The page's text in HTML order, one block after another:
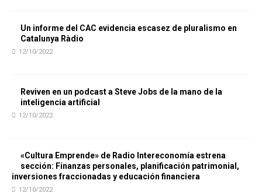
Un informe del CAC evidencia escasez de pluralismo en
Catalunya Ràdio
12/10/2022
Reviven en un podcast a Steve Jobs de la mano de la
inteligencia artificial
12/10/2022
«Cultura Emprende» de Radio Intereconomía estrena
sección: Finanzas personales, planificación patrimonial,
inversiones fraccionadas y educación financiera
12/10/2022